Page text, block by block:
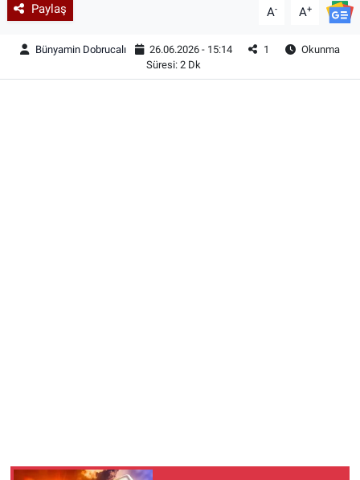
Paylaş A- A+
Bünyamin Dobrucalı 26.06.2026 - 15:14 1
Okunma
Süresi: 2 Dk